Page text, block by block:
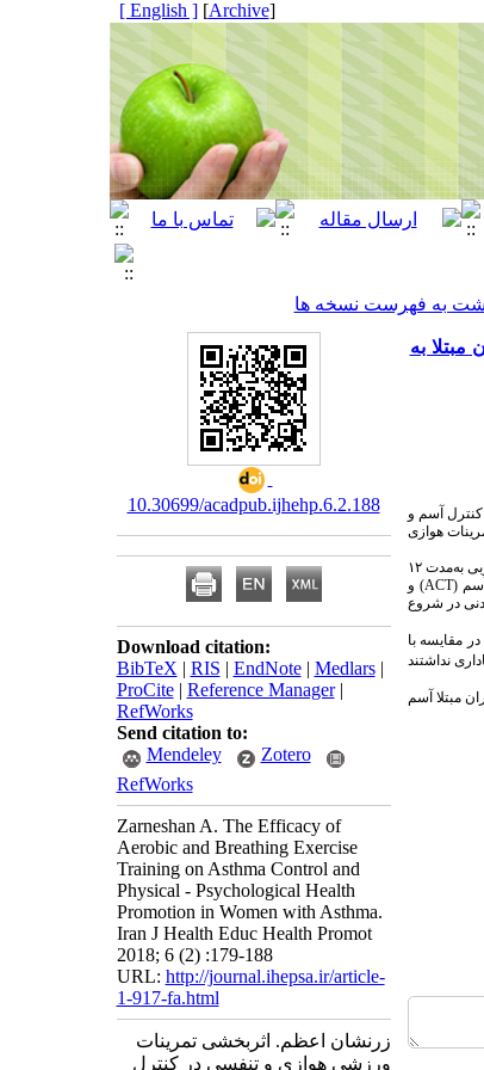
[
Archive
]
[ English ]
به فهرست نسخه ها
به
آسم و
هوازی
۲۴ زن مبتلا به آسم خفیف تا متوسط انتخاب شدند و به دو گروه تجربی (۱۳ نفر) و کنترل (۱۱ نفر) تقسیم شدند. گروه تجربی به‌مدت ۱۲
(
ACT) و
در شروع
مقایسه با
نداشتند
مبتلا آسم
10.30699/acadpub.ijhehp.6.2.188
Download citation:
BibTeX | RIS | EndNote| Medlars|
ProCite| Reference Manager|
RefWorks
Send citation to:
Mendeley
Zotero
RefWorks
Zarneshan A. The Efficacy of
Aerobic and Breathing Exercise
Training on Asthma Control and
Physical - Psychological Health
Promotion in Women with Asthma.
Iran J Health Educ Health Promot
2018; 6 (2) :179-188
URL: http://journal.ihepsa.ir/article-
1-917-fa.html
زرنشان اعظم. اثربخشی تمرینات
ورزشی هوازی و تنفسی در کنترل